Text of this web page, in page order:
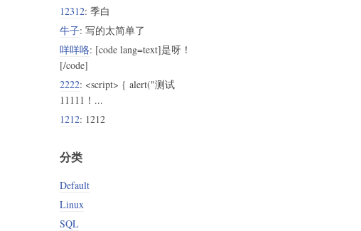
12312: 季白
牛子: 写的太简单了
咩咩咯: [code lang=text]是呀！
[/code]
2222: <script> { alert("测试
11111！...
1212: 1212
分类
Default
Linux
SQL